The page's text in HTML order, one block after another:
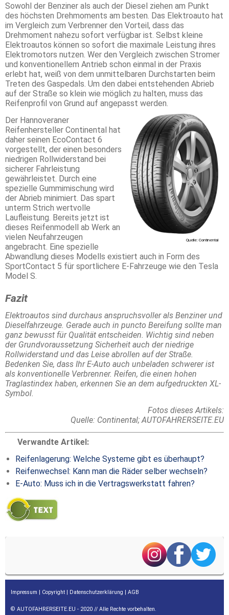
Sowohl der Benziner als auch der Diesel ziehen am Punkt
des höchsten Drehmoments am besten. Das Elektroauto hat
im Vergleich zum Verbrenner den Vorteil, dass das
Drehmoment nahezu sofort verfügbar ist. Selbst kleine
Elektroautos können so sofort die maximale Leistung ihres
Elektromotors nutzen. Wer den Vergleich zwischen Stromer
und konventionellem Antrieb schon einmal in der Praxis
erlebt hat, weiß von dem unmittelbaren Durchstarten beim
Treten des Gaspedals. Um den dabei entstehenden Abrieb
auf der Straße so klein wie möglich zu halten, muss das
Reifenprofil von Grund auf angepasst werden.
Quelle: Continental
Der Hannoveraner
Reifenhersteller Continental hat
daher seinen EcoContact 6
vorgestellt, der einen besonders
niedrigen Rollwiderstand bei
sicherer Fahrleistung
gewährleistet. Durch eine
spezielle Gummimischung wird
der Abrieb minimiert. Das spart
unterm Strich wertvolle
Laufleistung. Bereits jetzt ist
dieses Reifenmodell ab Werk an
vielen Neufahrzeugen
angebracht. Eine spezielle
Abwandlung dieses Modells existiert auch in Form des
SportContact 5 für sportlichere E-Fahrzeuge wie den Tesla
Model S.
Fazit
Elektroautos sind durchaus anspruchsvoller als Benziner und
Dieselfahrzeuge. Gerade auch in puncto Bereifung sollte man
ganz bewusst für Qualität entscheiden. Wichtig sind neben
der Grundvoraussetzung Sicherheit auch der niedrige
Rollwiderstand und das Leise abrollen auf der Straße.
Bedenken Sie, dass Ihr E-Auto auch unbeladen schwerer ist
als konventionelle Verbrenner. Reifen, die einen hohen
Traglastindex haben, erkennen Sie an dem aufgedruckten XL-
Symbol.
Fotos dieses Artikels:
Quelle: Continental; AUTOFAHRERSEITE.EU
Verwandte Artikel:
Reifenlagerung: Welche Systeme gibt es überhaupt?
Reifenwechsel: Kann man die Räder selber wechseln?
E-Auto: Muss ich in die Vertragswerkstatt fahren?
Impressum Copyright Datenschutzerklärung AGB
© AUTOFAHRERSEITE.EU - 2020 // Alle Rechte vorbehalten.